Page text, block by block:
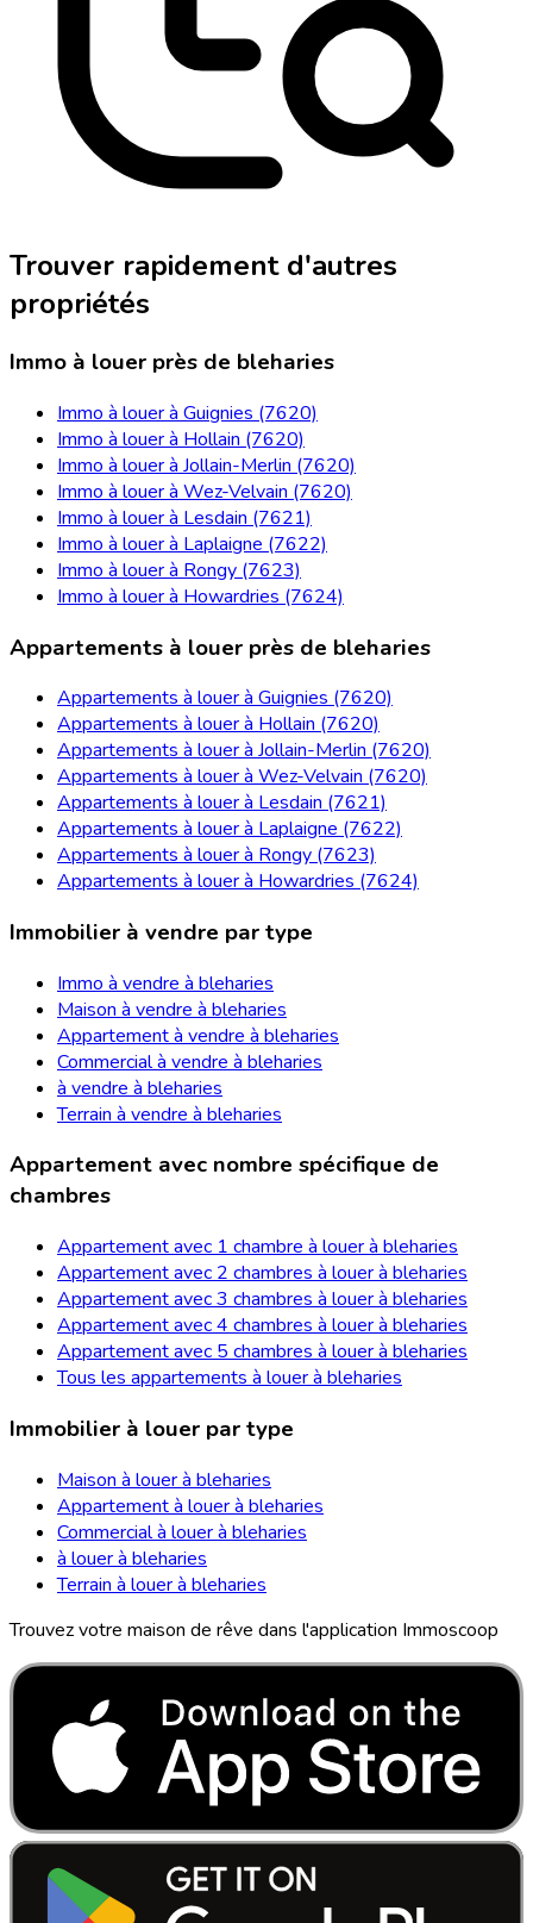
Trouver rapidement d'autres
propriétés
Immo à louer près de bleharies
Immo à louer à Guignies (7620)
Immo à louer à Hollain (7620)
Immo à louer à Jollain-Merlin (7620)
Immo à louer à Wez-Velvain (7620)
Immo à louer à Lesdain (7621)
Immo à louer à Laplaigne (7622)
Immo à louer à Rongy (7623)
Immo à louer à Howardries (7624)
Appartements à louer près de bleharies
Appartements à louer à Guignies (7620)
Appartements à louer à Hollain (7620)
Appartements à louer à Jollain-Merlin (7620)
Appartements à louer à Wez-Velvain (7620)
Appartements à louer à Lesdain (7621)
Appartements à louer à Laplaigne (7622)
Appartements à louer à Rongy (7623)
Appartements à louer à Howardries (7624)
Immobilier à vendre par type
Immo à vendre à bleharies
Maison à vendre à bleharies
Appartement à vendre à bleharies
Commercial à vendre à bleharies
à vendre à bleharies
Terrain à vendre à bleharies
Appartement avec nombre spécifique de
chambres
Appartement avec 1 chambre à louer à bleharies
Appartement avec 2 chambres à louer à bleharies
Appartement avec 3 chambres à louer à bleharies
Appartement avec 4 chambres à louer à bleharies
Appartement avec 5 chambres à louer à bleharies
Tous les appartements à louer à bleharies
Immobilier à louer par type
Maison à louer à bleharies
Appartement à louer à bleharies
Commercial à louer à bleharies
à louer à bleharies
Terrain à louer à bleharies
Trouvez votre maison de rêve dans l'application Immoscoop